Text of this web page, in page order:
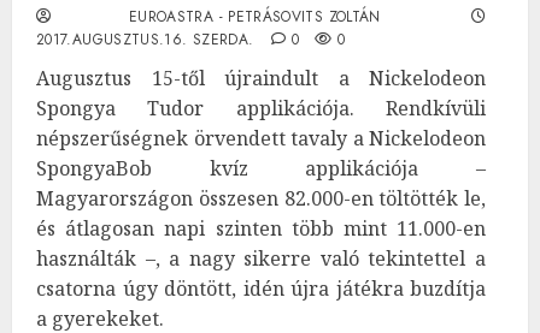
EUROASTRA - PETRÁSOVITS ZOLTÁN
2017.AUGUSZTUS.16. SZERDA.
0 0
Augusztus 15-től újraindult a Nickelodeon
Spongya Tudor applikációja. Rendkívüli
népszerűségnek örvendett tavaly a Nickelodeon
SpongyaBob kvíz applikációja –
Magyarországon összesen 82.000-en töltötték le,
és átlagosan napi szinten több mint 11.000-en
használták –, a nagy sikerre való tekintettel a
csatorna úgy döntött, idén újra játékra buzdítja
a gyerekeket.